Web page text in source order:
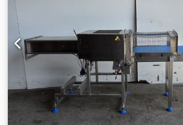
Megtekinthető, és a kapcsolódó
berendezésekkel, automatizálással,
dokumentációval együtt értékesíthető. A
GEA technológiai sorral érkezett, amely
puffer tartályt, termosztálást
automatizált folyamatvezérlést. Fő
Eredeti tervezési cél: • Tejföl •
zsírtartalom) Lehetséges alkalmazások: •
író • Iható joghurt • Ayran • Egyéb